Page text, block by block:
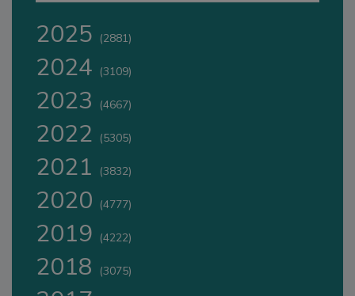
2025 (2881)
2024 (3109)
2023 (4667)
2022 (5305)
2021 (3832)
2020 (4777)
2019 (4222)
2018 (3075)